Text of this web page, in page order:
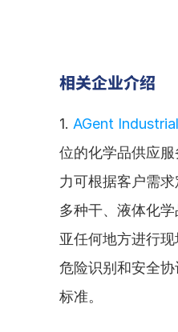
相关企业介绍
1. AGent Industrial
位的化学品供应
力可根据客户需
多种干、液体化
亚任何地方进行
危险识别和安全
标准。